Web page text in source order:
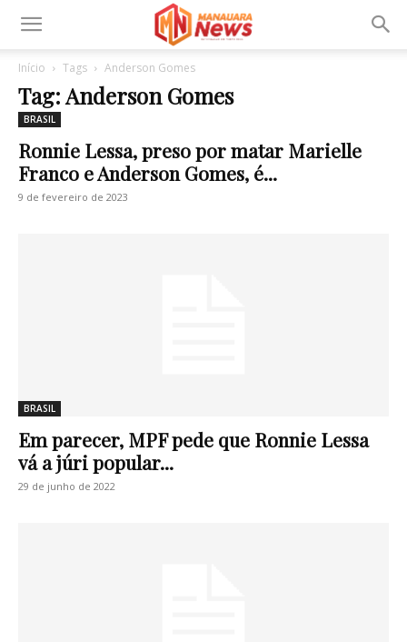
Início Tags Anderson Gomes
Tag: Anderson Gomes
BRASIL
Ronnie Lessa, preso por matar Marielle
Franco e Anderson Gomes, é...
9 de fevereiro de 2023
BRASIL
Em parecer, MPF pede que Ronnie Lessa
vá a júri popular...
29 de junho de 2022